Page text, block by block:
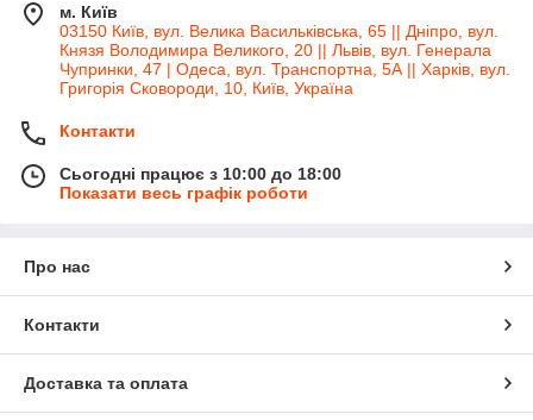
м. Київ
03150 Київ, вул. Велика Васильківська, 65 || Дніпро, вул.
Князя Володимира Великого, 20 || Львів, вул. Генерала
Чупринки, 47 | Одеса, вул. Транспортна, 5А || Харків, вул.
Григорія Сковороди, 10, Київ, Україна
Контакти
Сьогодні працює з 10:00 до 18:00
Показати весь графік роботи
Про нас
Контакти
Доставка та оплата